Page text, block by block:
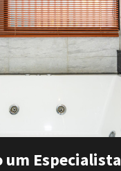
um Especialista